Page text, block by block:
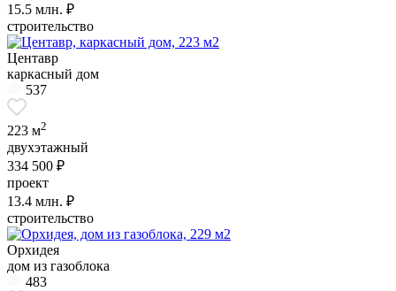
15.5 млн. ₽
строительство
Центавр
каркасный дом
537
223 м2
двухэтажный
334 500 ₽
проект
13.4 млн. ₽
строительство
Орхидея
дом из газоблока
483